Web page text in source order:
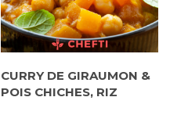
CURRY DE GIRAUMON &
POIS CHICHES, RIZ